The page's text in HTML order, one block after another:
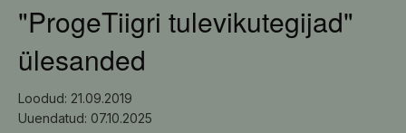
"ProgeTiigri tulevikutegijad"
ülesanded
Loodud: 21.09.2019
Uuendatud: 07.10.2025